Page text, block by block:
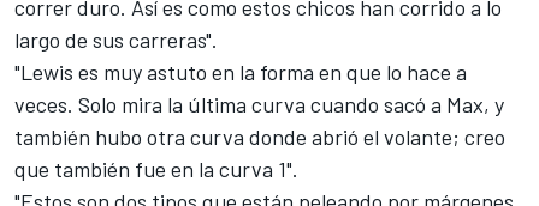
correr duro. Así es como estos chicos han corrido a lo
largo de sus carreras".
"Lewis es muy astuto en la forma en que lo hace a
veces. Solo mira la última curva cuando sacó a Max, y
también hubo otra curva donde abrió el volante; creo
que también fue en la curva 1".